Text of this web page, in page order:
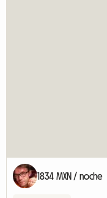
1834 MXN / noche